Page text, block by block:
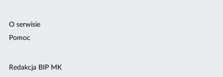
O serwisie
Pomoc
Redakcja BIP MK